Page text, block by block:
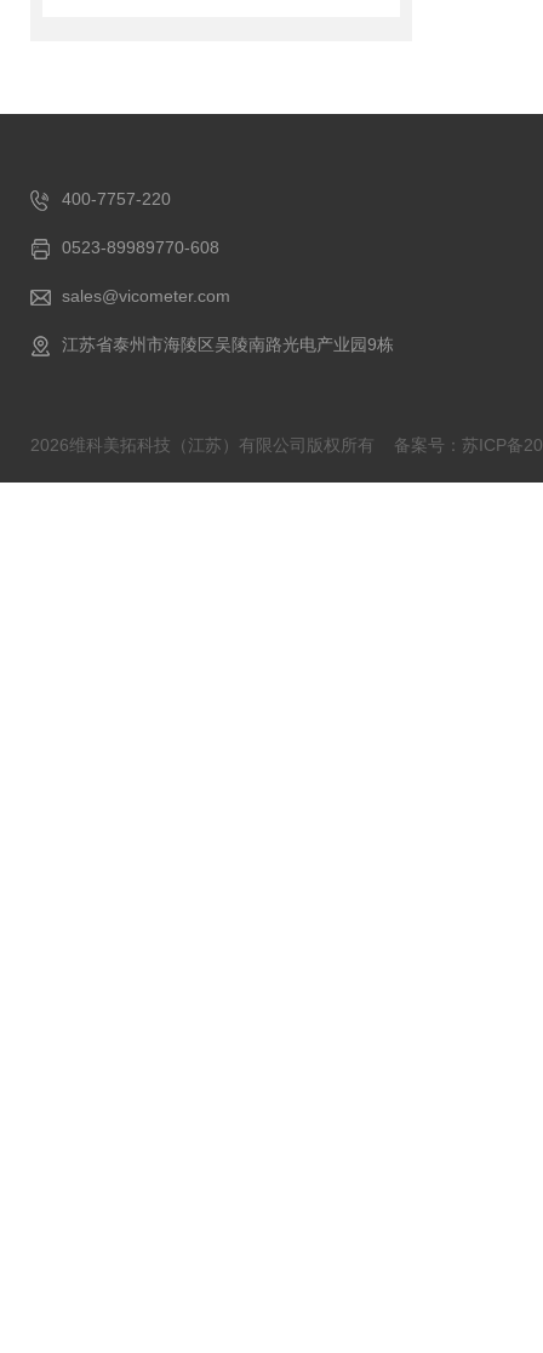
400-7757-220
0523-89989770-608
sales@vicometer.com
江苏省泰州市海陵区吴陵南路光电产业园9栋
2026维科美拓科技（江苏）有限公司版权所有 备案号：苏ICP备